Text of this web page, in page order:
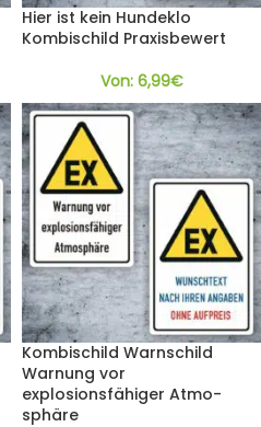
Hier ist kein Hundeklo
Kombischild Praxisbewert
Von: 6,99€
Kombischild Warnschild
Warnung vor
explosionsfähiger Atmo-
sphäre